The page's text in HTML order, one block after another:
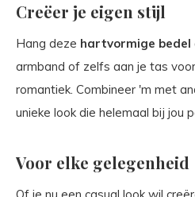
Creëer je eigen stijl
Hang deze hartvormige bedel
armband of zelfs aan je tas
romantiek. Combineer 'm met
unieke look die helemaal bij jou
Voor elke gelegenheid